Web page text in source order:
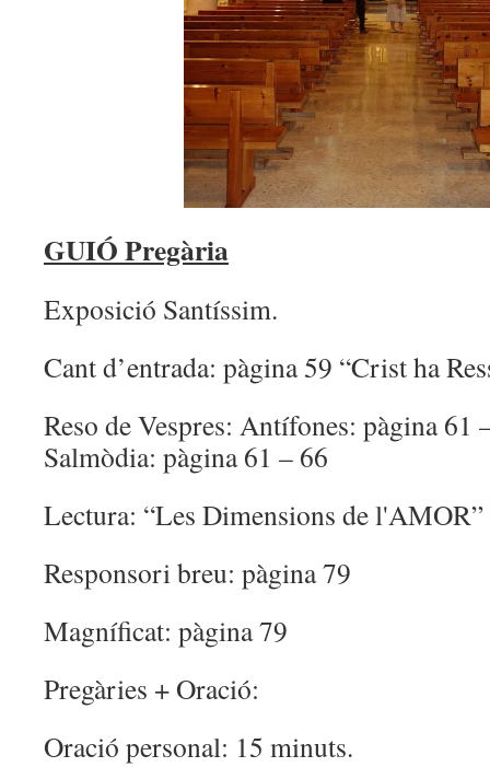
GUIÓ Pregària
Exposició Santíssim.
Cant d’entrada: pàgina 59 “Crist ha
Reso de Vespres: Antífones: pàgina 61
Salmòdia: pàgina 61 – 66
Lectura: “Les Dimensions de
Responsori breu: pàgina 79
Magníficat: pàgina 79
Pregàries + Oració:
Oració personal: 15 minuts.